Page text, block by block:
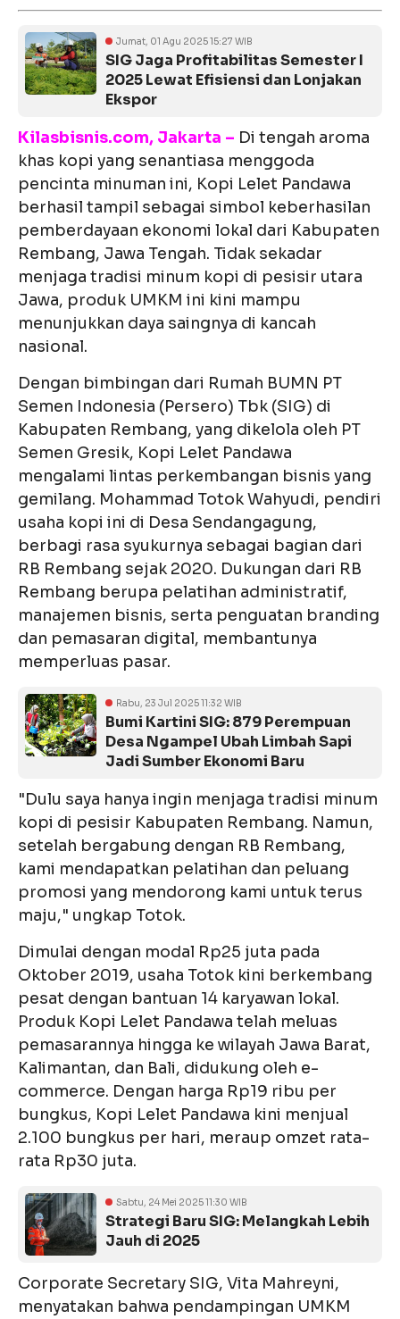
Jumat, 01 Agu 2025 15:27 WIB
SIG Jaga Profitabilitas Semester I
2025 Lewat Efisiensi dan Lonjakan
Ekspor
Kilasbisnis.com, Jakarta – Di tengah aroma
khas kopi yang senantiasa menggoda
pencinta minuman ini, Kopi Lelet Pandawa
berhasil tampil sebagai simbol keberhasilan
pemberdayaan ekonomi lokal dari Kabupaten
Rembang, Jawa Tengah. Tidak sekadar
menjaga tradisi minum kopi di pesisir utara
Jawa, produk UMKM ini kini mampu
menunjukkan daya saingnya di kancah
nasional.
Dengan bimbingan dari Rumah BUMN PT
Semen Indonesia (Persero) Tbk (SIG) di
Kabupaten Rembang, yang dikelola oleh PT
Semen Gresik, Kopi Lelet Pandawa
mengalami lintas perkembangan bisnis yang
gemilang. Mohammad Totok Wahyudi, pendiri
usaha kopi ini di Desa Sendangagung,
berbagi rasa syukurnya sebagai bagian dari
RB Rembang sejak 2020. Dukungan dari RB
Rembang berupa pelatihan administratif,
manajemen bisnis, serta penguatan branding
dan pemasaran digital, membantunya
memperluas pasar.
Rabu, 23 Jul 2025 11:32 WIB
Bumi Kartini SIG: 879 Perempuan
Desa Ngampel Ubah Limbah Sapi
Jadi Sumber Ekonomi Baru
"Dulu saya hanya ingin menjaga tradisi minum
kopi di pesisir Kabupaten Rembang. Namun,
setelah bergabung dengan RB Rembang,
kami mendapatkan pelatihan dan peluang
promosi yang mendorong kami untuk terus
maju," ungkap Totok.
Dimulai dengan modal Rp25 juta pada
Oktober 2019, usaha Totok kini berkembang
pesat dengan bantuan 14 karyawan lokal.
Produk Kopi Lelet Pandawa telah meluas
pemasarannya hingga ke wilayah Jawa Barat,
Kalimantan, dan Bali, didukung oleh e-
commerce. Dengan harga Rp19 ribu per
bungkus, Kopi Lelet Pandawa kini menjual
2.100 bungkus per hari, meraup omzet rata-
rata Rp30 juta.
Sabtu, 24 Mei 2025 11:30 WIB
Strategi Baru SIG: Melangkah Lebih
Jauh di 2025
Corporate Secretary SIG, Vita Mahreyni,
menyatakan bahwa pendampingan UMKM